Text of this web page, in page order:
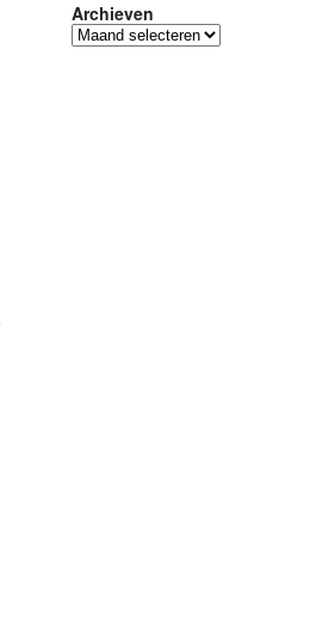
Archieven
Archieven